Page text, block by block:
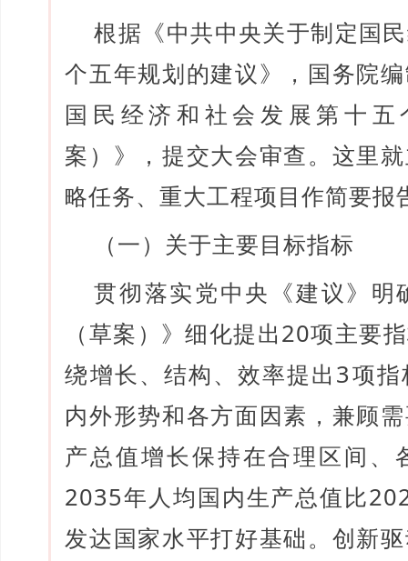
根据《中共中央关于制定国
个五年规划的建议》，国务院
国民经济和社会发展第十
案）》，提交大会审查。这里
略任务、重大工程项目作简要报
（一）关于主要目标指标
贯彻落实党中央《建议》明
（草案）》细化提出20项主要
绕增长、结构、效率提出3项
内外形势和各方面因素，兼顾
产总值增长保持在合理区间、
2035年人均国内生产总值比
发达国家水平打好基础。创新